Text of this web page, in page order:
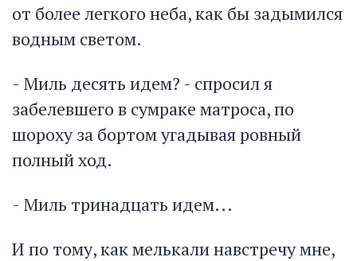
от более легкого неба, как бы задымился
водным светом.
- Миль десять идем? - спросил я
забелевшего в сумраке матроса, по
шороху за бортом угадывая ровный
полный ход.
- Миль тринадцать идем...
И по тому, как мелькали навстречу мне,